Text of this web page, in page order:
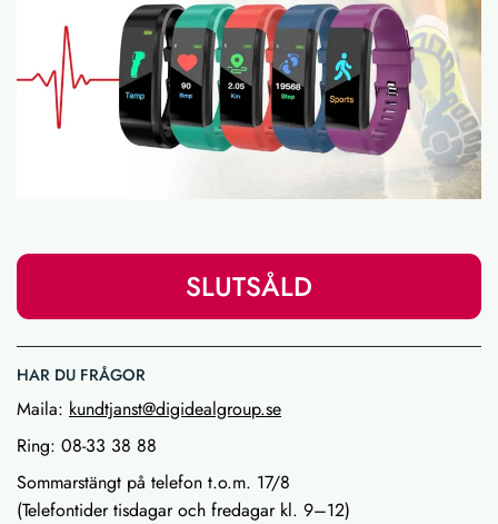
SLUTSÅLD
HAR DU FRÅGOR
Maila: kundtjanst@digidealgroup.se
Ring: 08-33 38 88
Sommarstängt på telefon t.o.m. 17/8
(Telefontider tisdagar och fredagar kl. 9–12)